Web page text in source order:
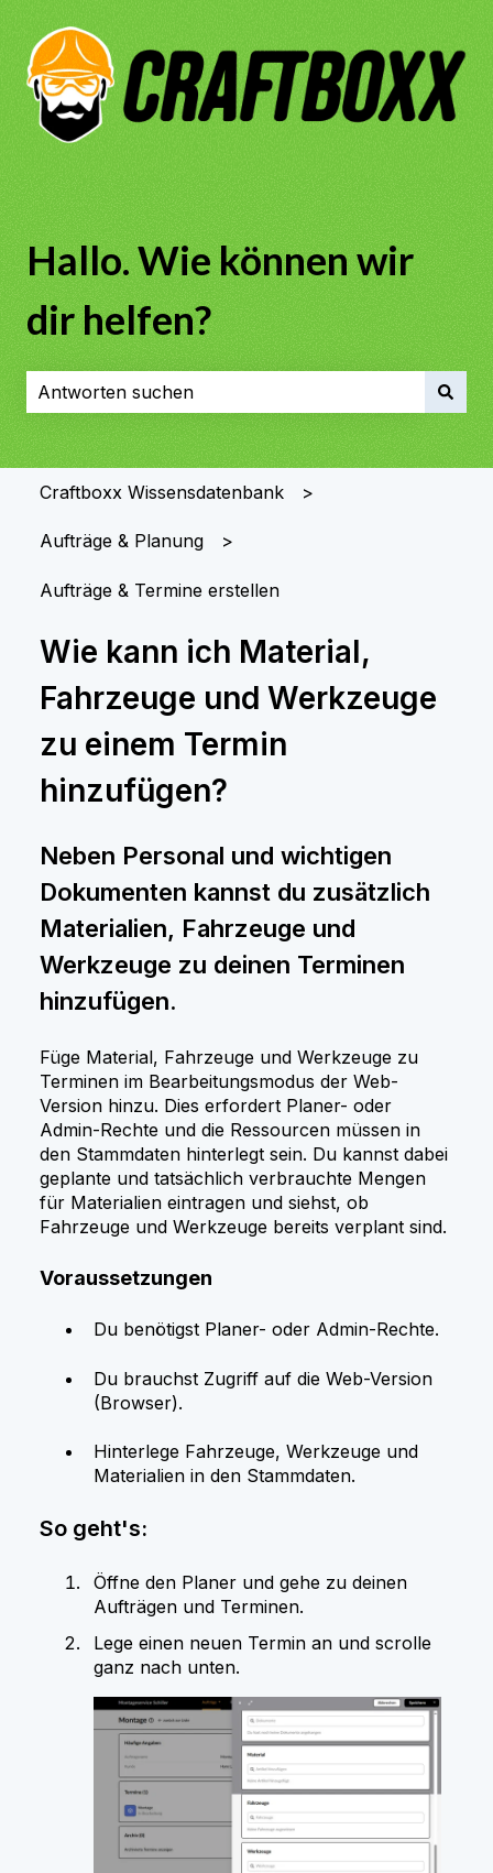
Hallo. Wie können wir
dir helfen?
Es gibt keine Vorschläge, da das Suchfeld leer ist.
Craftboxx Wissensdatenbank
Aufträge & Planung
Aufträge & Termine erstellen
Wie kann ich Material,
Fahrzeuge und Werkzeuge
zu einem Termin
hinzufügen?
Neben Personal und wichtigen
Dokumenten kannst du zusätzlich
Materialien, Fahrzeuge und
Werkzeuge zu deinen Terminen
hinzufügen.
Füge Material, Fahrzeuge und Werkzeuge zu
Terminen im Bearbeitungsmodus der Web-
Version hinzu. Dies erfordert Planer- oder
Admin-Rechte und die Ressourcen müssen in
den Stammdaten hinterlegt sein. Du kannst dabei
geplante und tatsächlich verbrauchte Mengen
für Materialien eintragen und siehst, ob
Fahrzeuge und Werkzeuge bereits verplant sind.
Voraussetzungen
Du benötigst Planer- oder Admin-Rechte.
Du brauchst Zugriff auf die Web-Version
(Browser).
Hinterlege Fahrzeuge, Werkzeuge und
Materialien in den Stammdaten.
So geht's:
Öffne den Planer und gehe zu deinen
Aufträgen und Terminen.
Lege einen neuen Termin an und scrolle
ganz nach unten.